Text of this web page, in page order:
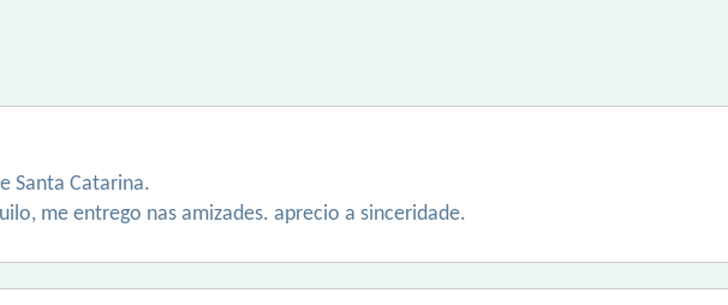
Santa Catarina.
me entrego nas amizades. aprecio a sinceridade.